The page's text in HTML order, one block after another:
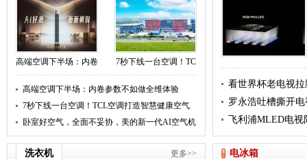
高端空调下半场：内卷 7秒下线一台空调！TC
高端空调下半场：内卷参数不如做全维体验
7秒下线一台空调！TCL空调打造智慧健康空气
解决方案
卧室好空气，全面不妥协，美的新一代AI空气机
T3上市
更多>>
洗衣机
看世界杯老电视
LED，原生真彩
罗永浩吐槽撕开
验破局
飞利浦MLED电
场民国重逢！
电冰箱